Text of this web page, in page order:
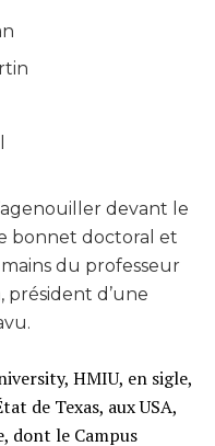
devant le
bonnet doctoral et
du professeur
président d’une
HMIU, en sigle,
de Texas, aux USA,
dont le Campus